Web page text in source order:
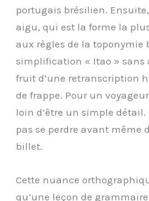
portugais brésilien. Ensuite,
aigu, qui est la forme la
aux règles de la toponymie
simplification « Itao » sans
fruit d’une retranscription
de frappe. Pour un
loin d’être un simple
pas se perdre avant même
billet.
Cette nuance
qu’une leçon de